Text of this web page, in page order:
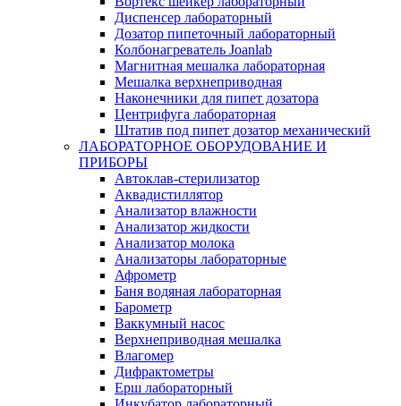
Диспенсер лабораторный
Дозатор пипеточный лабораторный
Колбонагреватель Joanlab
Магнитная мешалка лабораторная
Мешалка верхнеприводная
Наконечники для пипет дозатора
Центрифуга лабораторная
Штатив под пипет дозатор механический
ЛАБОРАТОРНОЕ ОБОРУДОВАНИЕ И
ПРИБОРЫ
Автоклав-стерилизатор
Аквадистиллятор
Анализатор влажности
Анализатор жидкости
Анализатор молока
Анализаторы лабораторные
Афрометр
Баня водяная лабораторная
Барометр
Ваккумный насос
Верхнеприводная мешалка
Влагомер
Дифрактометры
Ерш лабораторный